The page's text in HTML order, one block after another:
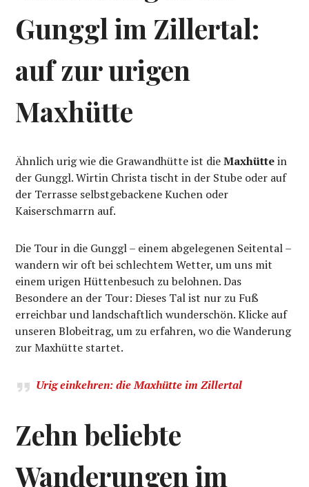
Gunggl im Zillertal:
auf zur urigen
Maxhütte
Ähnlich urig wie die Grawandhütte ist dieMaxhüttein
der Gunggl. Wirtin Christa tischt in der Stube oder auf
der Terrasse selbstgebackene Kuchen oder
Kaiserschmarrn auf.
Die Tour in die Gunggl – einem abgelegenen Seitental –
wandern wir oft bei schlechtem Wetter, um uns mit
einem urigen Hüttenbesuch zu belohnen. Das
Besondere an der Tour: Dieses Tal ist nur zu Fuß
erreichbar und landschaftlich wunderschön. Klicke auf
unseren Blobeitrag, um zu erfahren, wo die Wanderung
zur Maxhütte startet.
Urig einkehren: die Maxhütte im Zillertal
Zehn beliebte
Wanderungen im